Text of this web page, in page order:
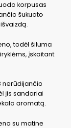
korpusas
šukuoto
todėl šiluma
įskaitant
nerūdijančio
jis sandariai
aromatą.
su matine